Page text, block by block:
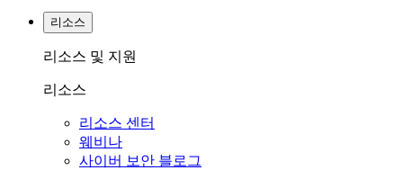
리소스
리소스 및 지원
리소스
리소스 센터
웨비나
사이버 보안 블로그